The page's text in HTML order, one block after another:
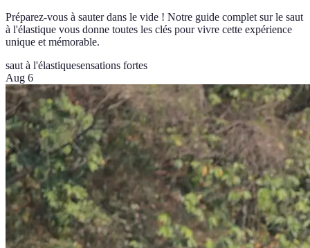
Préparez-vous à sauter dans le vide ! Notre guide complet sur le saut
à l'élastique vous donne toutes les clés pour vivre cette expérience
unique et mémorable.
saut à l'élastiquesensations fortes
Aug 6